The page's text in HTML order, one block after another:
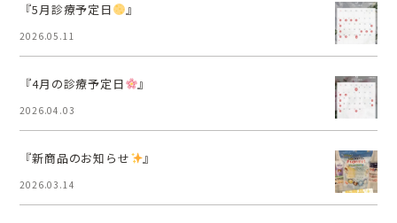
『5月診療予定日 』
2026.05.11
『4月の診療予定日 』
2026.04.03
『新商品のお知らせ 』
2026.03.14